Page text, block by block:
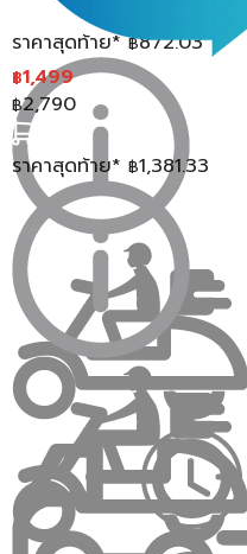
ราคาสุดท้าย* ฿872.03
฿1,499
฿2,790
ราคาสุดท้าย* ฿1,381.33
การผ้าม่านหน้าต่างแบ
ผ้าม่านหน้าต่าง ซ่อนหู
ดูสวยงามและช่วยปก
สังเคราะห์โพลีเอสเ
ไม่ฉีกขาดง่าย มีลวดล
ไม่เพียงแค่ให้ความสว
และยังช่วยปกปิดสายต
ทำให้บ้านของคุณมีควา
ตกแต่งบ้าน ช่วยสร้างบ
เด่นให้เข้ากับทุกสไตล์ก
ผ้าม่านหน้าต่างโปร่งซ่
ด้วยผ้าม่านโปร่งซ่อนหู
คุณภาพดี ผ่านการถักท
เส้นใย พร้อมการตัดเย็
ตัว จัดทรงสวยงาม ใช้
สะดุด และยังช่วยให้อา
ออกไปภายนอกได้ เนื้อ
อย่างดี ทำให้บรรยากา